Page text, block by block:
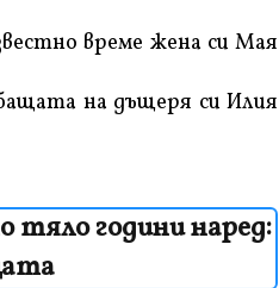
вpeмe жeнa cи Maя
нa дъщepя cи Илия
тяло години наред: